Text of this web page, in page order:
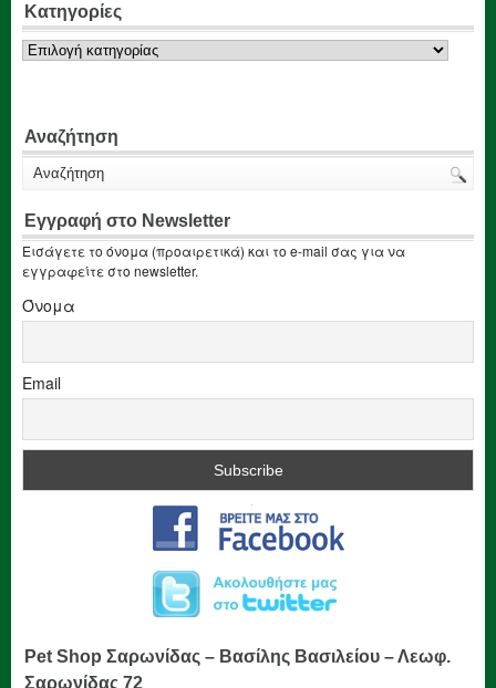
Κατηγορίες
Κατηγορίες
Αναζήτηση
Εγγραφή στο Newsletter
Εισάγετε το όνομα (προαιρετικά) και το e-mail σας για να
εγγραφείτε στο newsletter.
Όνομα
Email
Pet Shop Σαρωνίδας – Βασίλης Βασιλείου – Λεωφ.
Σαρωνίδας 72